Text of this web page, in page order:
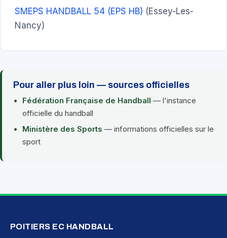
SMEPS HANDBALL 54 (EPS HB) (Essey-Les-
Nancy)
Pour aller plus loin — sources officielles
Fédération Française de Handball — l'instance
officielle du handball
Ministère des Sports — informations officielles sur le
sport
POITIERS EC HANDBALL